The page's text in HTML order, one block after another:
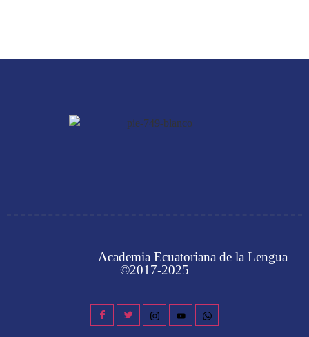
Academia Ecuatoriana de la Lengua
©2017-2025